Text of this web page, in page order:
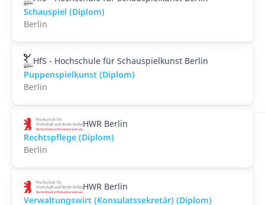
Schauspiel (Diplom)
Berlin
HfS - Hochschule für Schauspielkunst Berlin
Puppenspielkunst (Diplom)
Berlin
HWR Berlin
Rechtspflege (Diplom)
Berlin
HWR Berlin
Verwaltungswirt (Konsulatssekretär) (Diplom)